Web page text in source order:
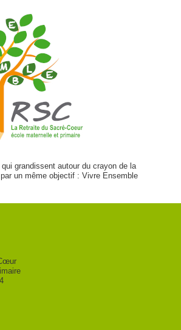
qui grandissent autour du crayon de la
un même objectif : Vivre Ensemble